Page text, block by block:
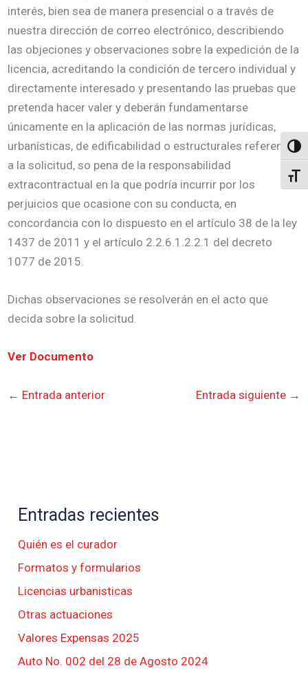
interés, bien sea de manera presencial o a través de
nuestra dirección de correo electrónico, describiendo
las objeciones y observaciones sobre la expedición de la
licencia, acreditando la condición de tercero individual y
directamente interesado y presentando las pruebas que
pretenda hacer valer y deberán fundamentarse
únicamente en la aplicación de las normas jurídicas,
urbanísticas, de edificabilidad o estructurales referentes
a la solicitud, so pena de la responsabilidad
extracontractual en la que podría incurrir por los
perjuicios que ocasione con su conducta, en
concordancia con lo dispuesto en el artículo 38 de la ley
1437 de 2011 y el artículo 2.2.6.1.2.2.1 del decreto
1077 de 2015.
Dichas observaciones se resolverán en el acto que
decida sobre la solicitud.
Ver Documento
← Entrada anterior Entrada siguiente →
Entradas recientes
Quién es el curador
Formatos y formularios
Licencias urbanisticas
Otras actuaciones
Valores Expensas 2025
Auto No. 002 del 28 de Agosto 2024